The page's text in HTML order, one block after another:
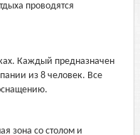
проводятся
Каждый предназначен
из 8 человек. Все
зона со столом и